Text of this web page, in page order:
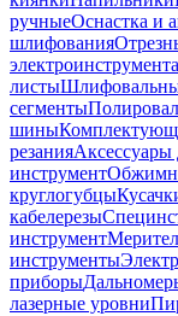
ручныеОснастка и
шлифования
электроинструмента
листы
сегменты
шины
резания
инструмент
круглогубцы
кабелерезы
инструмент
инструменты
приборы
лазерные уровни